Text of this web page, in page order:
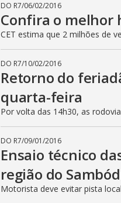
DO R7/06/02/2016
Confira o melhor
CET estima que 2 milhões de
DO R7/10/02/2016
Retorno do
quarta-feira
Por volta das 14h30, as
DO R7/09/01/2016
Ensaio técnico
região do
Motorista deve evitar pista